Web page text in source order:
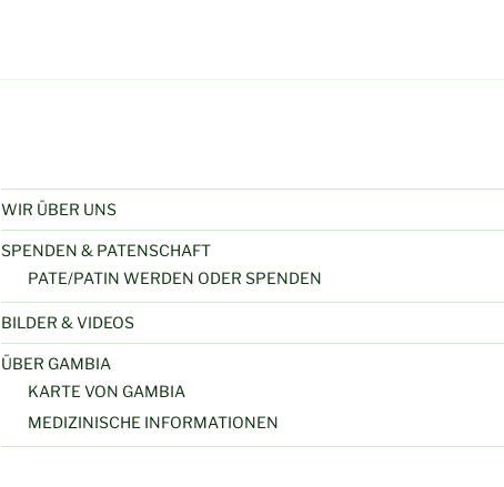
WIR ÜBER UNS
SPENDEN & PATENSCHAFT
PATE/PATIN WERDEN ODER SPENDEN
BILDER & VIDEOS
ÜBER GAMBIA
KARTE VON GAMBIA
MEDIZINISCHE INFORMATIONEN